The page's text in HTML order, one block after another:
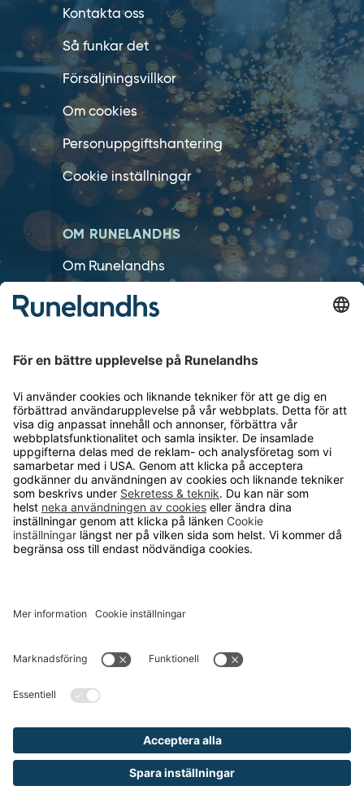
Kontakta oss
Så funkar det
Försäljningsvillkor
Om cookies
Personuppgiftshantering
Cookie inställningar
OM RUNELANDHS
Om Runelandhs
Köpvillkor
Lediga jobb
Kvalitets- och miljöpolicy
Läsvärt
TELEFON
0480-15940
E-POST